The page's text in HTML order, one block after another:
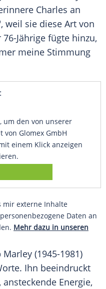
Charles an
weil sie diese Art von
Jährige fügte hinzu,
meine Stimmung
um den von unserer
Glomex GmbH
einem Klick anzeigen
mir externe Inhalte
Daten an
Mehr dazu in unseren
Marley (1945-1981)
Ihn beeindruckt
Energie,